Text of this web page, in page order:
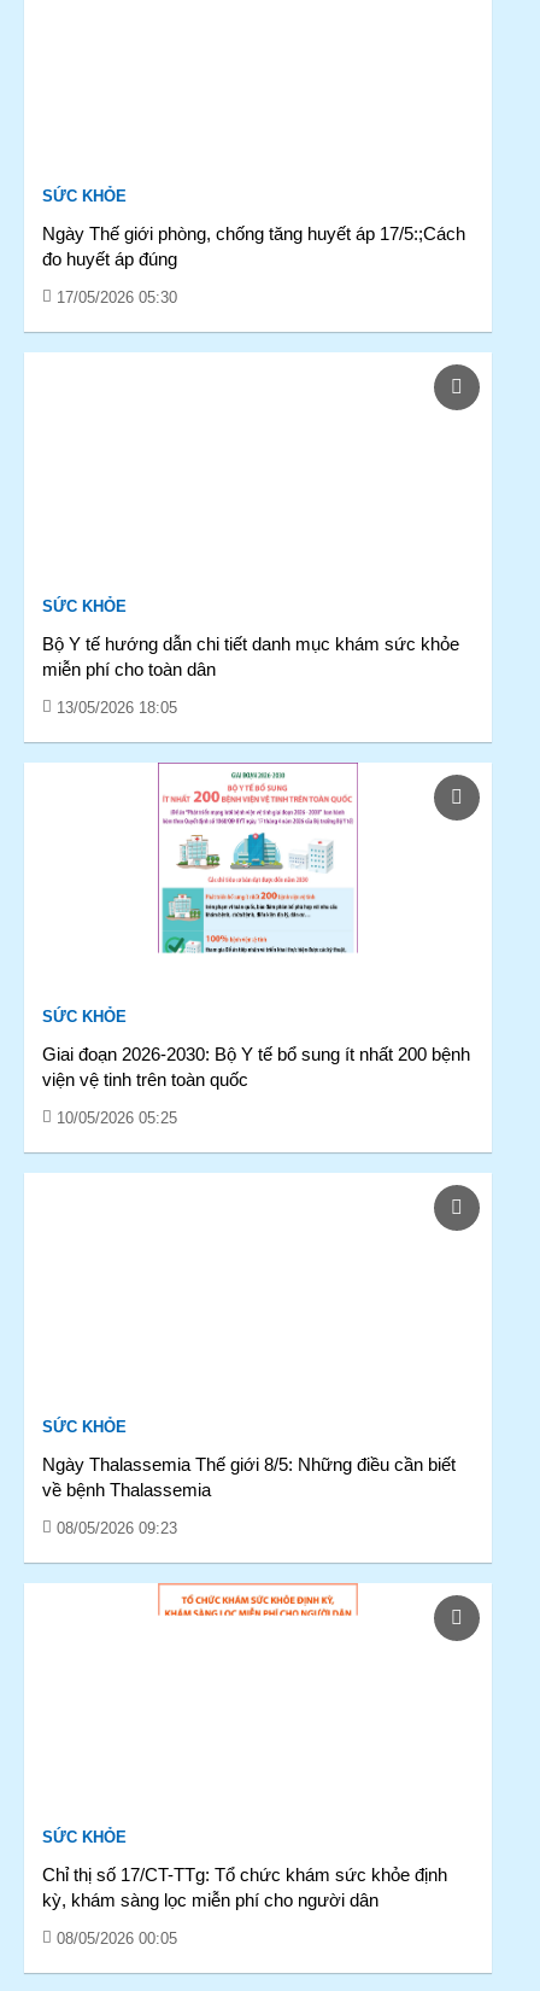
SỨC KHỎE
Ngày Thế giới phòng, chống tăng huyết áp 17/5:;Cách
đo huyết áp đúng
17/05/2026 05:30
SỨC KHỎE
Bộ Y tế hướng dẫn chi tiết danh mục khám sức khỏe
miễn phí cho toàn dân
13/05/2026 18:05
SỨC KHỎE
Giai đoạn 2026-2030: Bộ Y tế bổ sung ít nhất 200 bệnh
viện vệ tinh trên toàn quốc
10/05/2026 05:25
SỨC KHỎE
Ngày Thalassemia Thế giới 8/5: Những điều cần biết
về bệnh Thalassemia
08/05/2026 09:23
SỨC KHỎE
Chỉ thị số 17/CT-TTg: Tổ chức khám sức khỏe định
kỳ, khám sàng lọc miễn phí cho người dân
08/05/2026 00:05